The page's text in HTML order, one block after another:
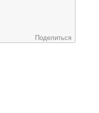
Поделиться